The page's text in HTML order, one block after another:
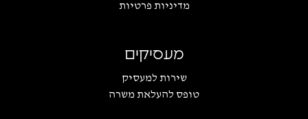
מדיניות פרטיות
מעסיקים
שירות למעסיק
טופס להעלאת משרה